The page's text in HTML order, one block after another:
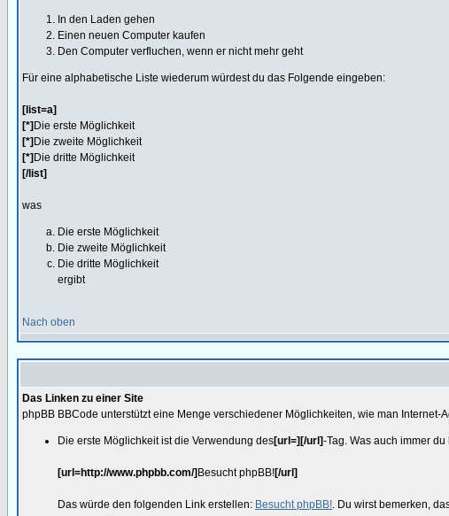
In den Laden gehen
Einen neuen Computer kaufen
Den Computer verfluchen, wenn er nicht mehr geht
Für eine alphabetische Liste wiederum würdest du das Folgende eingeben:
[list=a]
[*] Die erste Möglichkeit
[*] Die zweite Möglichkeit
[*] Die dritte Möglichkeit
[/list]
was
Die erste Möglichkeit
Die zweite Möglichkeit
Die dritte Möglichkeit
ergibt
Nach oben
Das Linken zu einer Site
phpBB BBCode unterstützt eine Menge verschiedener Möglichkeiten, wie man Internet-
Die erste Möglichkeit ist die Verwendung des[url=][/url]-Tag. Was auch immer
[url=http://www.phpbb.com/] Besucht phpBB![/url]
Das würde den folgenden Link erstellen: Besucht phpBB!. Du wirst bemerken,